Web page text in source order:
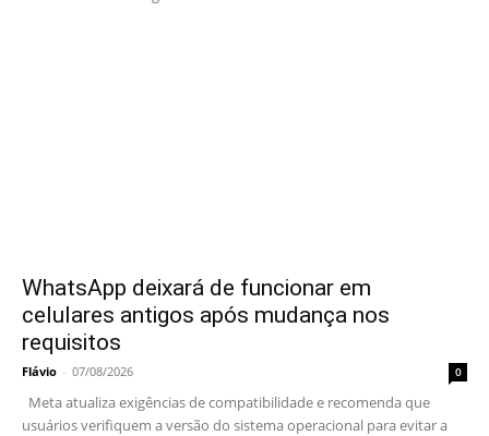
WhatsApp deixará de funcionar em
celulares antigos após mudança nos
requisitos
Flávio - 07/08/2026 0
Meta atualiza exigências de compatibilidade e recomenda que
usuários verifiquem a versão do sistema operacional para evitar a